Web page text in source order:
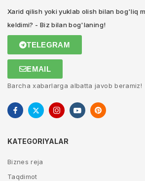
Xarid qilish yoki yuklab olish bilan bog'liq
keldimi? - Biz bilan bog'laning!
TELEGRAM
EMAIL
Barcha xabarlarga albatta javob beramiz!
KATEGORIYALAR
Biznes reja
Taqdimot